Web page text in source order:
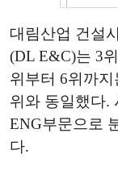
대림산업 건설
(DL E&C)는 3
위부터 6위까
위와 동일했다.
ENG부문으로
다.